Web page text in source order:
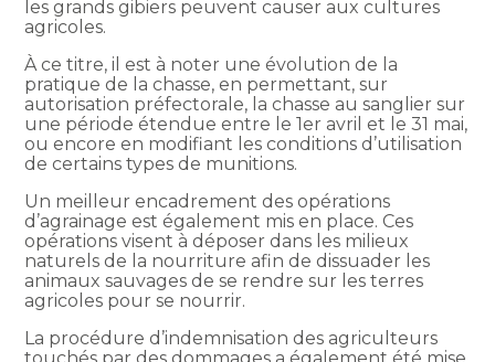
les grands gibiers peuvent causer aux cultures
agricoles.
À ce titre, il est à noter une évolution de la
pratique de la chasse, en permettant, sur
autorisation préfectorale, la chasse au sanglier sur
une période étendue entre le 1er avril et le 31 mai,
ou encore en modifiant les conditions d’utilisation
de certains types de munitions.
Un meilleur encadrement des opérations
d’agrainage est également mis en place. Ces
opérations visent à déposer dans les milieux
naturels de la nourriture afin de dissuader les
animaux sauvages de se rendre sur les terres
agricoles pour se nourrir.
La procédure d’indemnisation des agriculteurs
touchés par des dommages a également été mise